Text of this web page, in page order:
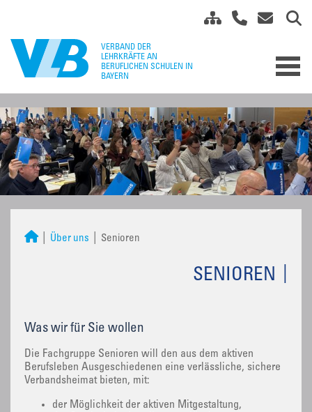
Über uns Senioren
SENIOREN
Was wir für Sie wollen
Die Fachgruppe Senioren will den aus dem aktiven
Berufsleben Ausgeschiedenen eine verlässliche, sichere
Verbandsheimat bieten, mit:
der Möglichkeit der aktiven Mitgestaltung,